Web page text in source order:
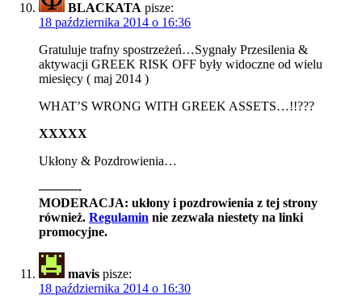
BLACKATA pisze:
18 października 2014 o 16:36
Gratuluje trafny spostrzeżeń…Sygnały Przesilenia &
aktywacji GREEK RISK OFF były widoczne od wielu
miesięcy ( maj 2014 )
WHAT’S WRONG WITH GREEK ASSETS…!!???
XXXXX
Ukłony & Pozdrowienia…
———-
MODERACJA: ukłony i pozdrowienia z tej strony
również. Regulamin nie zezwala niestety na linki
promocyjne.
mavis pisze:
18 października 2014 o 16:30